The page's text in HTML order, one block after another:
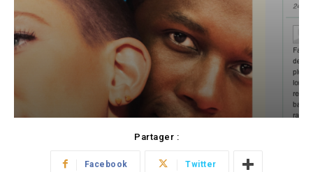
Partager :
Facebook Twitter